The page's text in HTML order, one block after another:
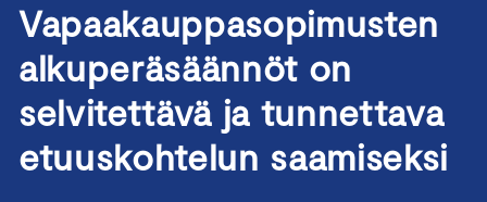
Vapaakauppasopimusten
alkuperäsäännöt on
selvitettävä ja tunnettava
etuuskohtelun saamiseksi